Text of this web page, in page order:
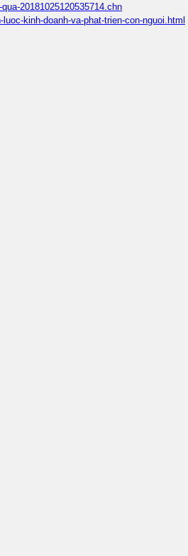
20181025120535714.chn
kinh-doanh-va-phat-trien-con-nguoi.html